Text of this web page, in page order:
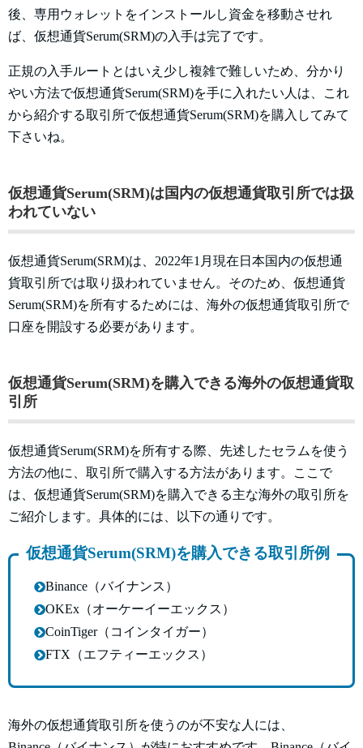
後、専用ウォレットをインストールし資金を移動させれ
ば、仮想通貨Serum(SRM)の入手は完了です。
正規の入手ルートとはいえ少し複雑で難しいため、分かり
やい方法で仮想通貨Serum(SRM)を手に入れたい人は、これ
から紹介する取引所で仮想通貨Serum(SRM)を購入してみて
下さいね。
仮想通貨Serum(SRM)は国内の仮想通貨取引所では扱
われていない
仮想通貨Serum(SRM)は、2022年1月現在日本国内の仮想通
貨取引所では取り扱われていません。そのため、仮想通貨
Serum(SRM)を所有するためには、海外の仮想通貨取引所で
口座を開設する必要があります。
仮想通貨Serum(SRM)を購入できる海外の仮想通貨取
引所
仮想通貨Serum(SRM)を所有する際、先述したセラムを使う
方法の他に、取引所で購入する方法があります。ここで
は、仮想通貨Serum(SRM)を購入できる主な海外の取引所を
ご紹介します。具体的には、以下の通りです。
仮想通貨Serum(SRM)を購入できる取引所例
Binance（バイナンス）
OKEx（オーケーイーエックス）
CoinTiger（コインタイガー）
FTX（エフティーエックス）
海外の仮想通貨取引所を使うのが不安な人には、